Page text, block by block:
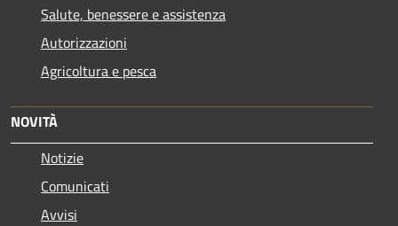
Salute, benessere e assistenza
Autorizzazioni
Agricoltura e pesca
NOVITÀ
Notizie
Comunicati
Avvisi